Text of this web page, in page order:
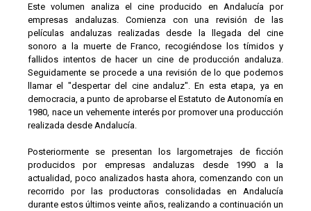
Este volumen analiza el cine producido en Andalucía por
empresas andaluzas. Comienza con una revisión de las
películas andaluzas realizadas desde la llegada del cine
sonoro a la muerte de Franco, recogiéndose los tímidos y
fallidos intentos de hacer un cine de producción andaluza.
Seguidamente se procede a una revisión de lo que podemos
llamar el "despertar del cine andaluz". En esta etapa, ya en
democracia, a punto de aprobarse el Estatuto de Autonomía en
1980, nace un vehemente interés por promover una producción
realizada desde Andalucía.
Posteriormente se presentan los largometrajes de ficción
producidos por empresas andaluzas desde 1990 a la
actualidad, poco analizados hasta ahora, comenzando con un
recorrido por las productoras consolidadas en Andalucía
durante estos últimos veinte años, realizando a continuación un